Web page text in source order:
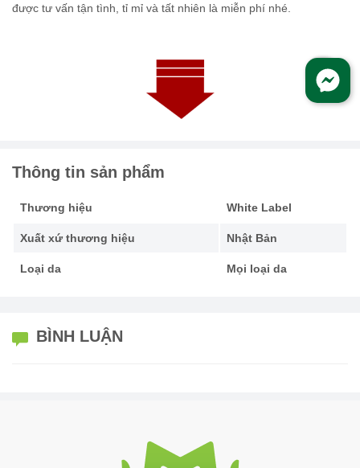
được tư vấn tận tình, tỉ mỉ và tất nhiên là miễn phí nhé.
Thông tin sản phẩm
Thương hiệu White Label
Xuất xứ thương hiệu Nhật Bản
Loại da Mọi loại da
BÌNH LUẬN